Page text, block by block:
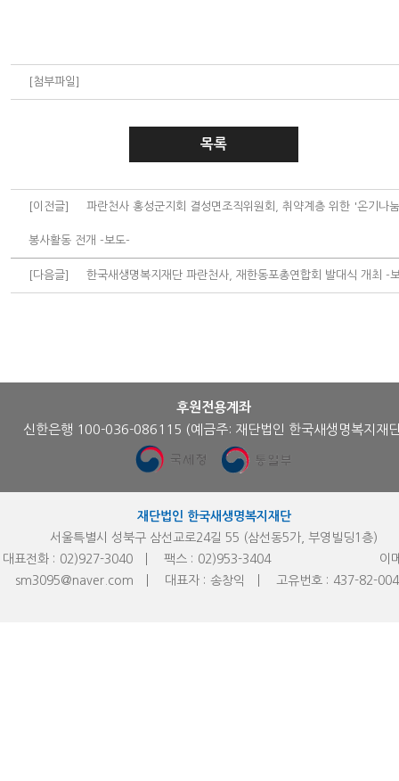
[첨부파일]
목록
[이전글] 파란천사 홍성군지회 결성면조직위원회, 취약계층 위한 '온기나
봉사활동 전개 -보도-
[다음글] 한국새생명복지재단 파란천사, 재한동포총연합회 발대식 개최 -
후원전용계좌
신한은행 100-036-086115 (예금주: 재단법인 한국새생명복지재
재단법인 한국새생명복지재단
서울특별시 성북구 삼선교로24길 55 (삼선동5가, 부영빌딩1층)
대표전화 : 02)927-3040 팩스 : 02)953-3404
이
sm3095@naver.com
대표자 : 송창익 고유번호 : 437-82-